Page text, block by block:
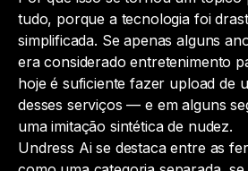
tudo, porque a tecnologia foi
simplificada. Se apenas alguns
era considerado entretenimento
hoje é suficiente fazer upload de
desses serviços — e em alguns
uma imitação sintética de nudez.
Undress Ai se destaca entre as